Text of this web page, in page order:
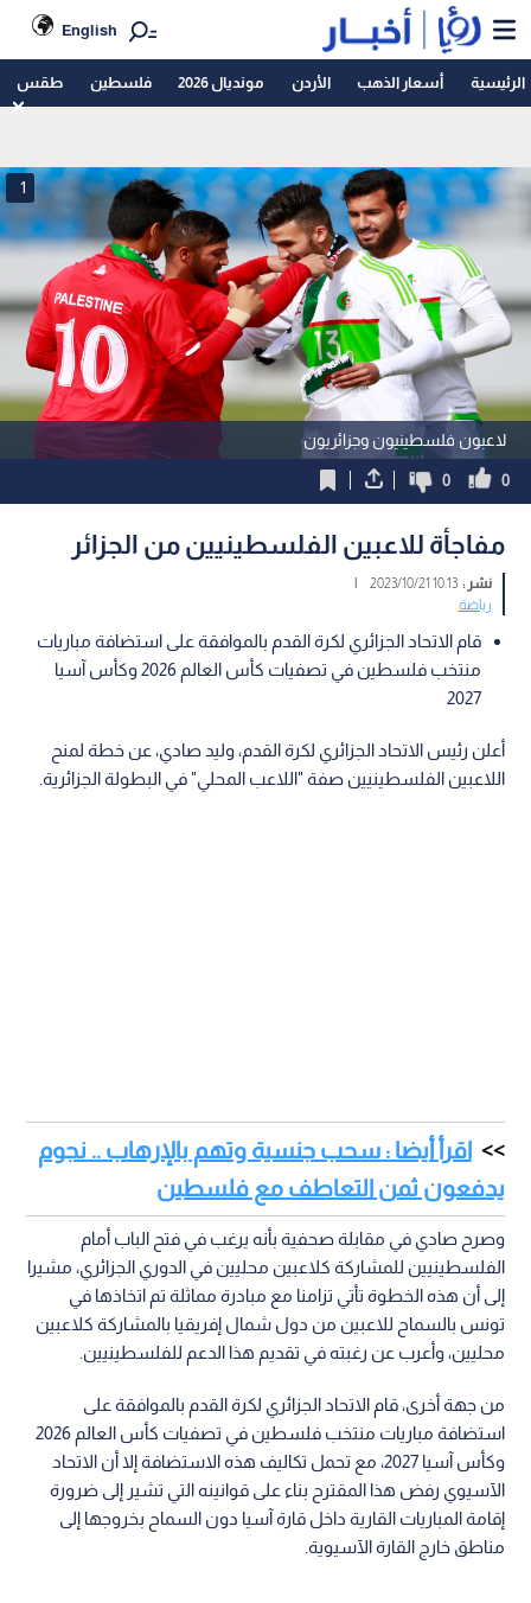
English
الرئيسية أسعار الذهب الأردن مونديال 2026 فلسطين طقس
لاعبون فلسطينيون وجزائريون
1
0
0
مفاجأة للاعبين الفلسطينيين من الجزائر
نشر :10:13 2023/10/21
|
رياضة
قام الاتحاد الجزائري لكرة القدم بالموافقة على استضافة مباريات
منتخب فلسطين في تصفيات كأس العالم 2026 وكأس آسيا
2027
أعلن رئيس الاتحاد الجزائري لكرة القدم، وليد صادي، عن خطة لمنح
اللاعبين الفلسطينيين صفة "اللاعب المحلي" في البطولة الجزائرية.
اقرأ أيضا : سحب جنسية وتهم بالإرهاب .. نجوم
يدفعون ثمن التعاطف مع فلسطين
وصرح صادي في مقابلة صحفية بأنه يرغب في فتح الباب أمام
الفلسطينيين للمشاركة كلاعبين محليين في الدوري الجزائري، مشيرا
إلى أن هذه الخطوة تأتي تزامنا مع مبادرة مماثلة تم اتخاذها في
تونس بالسماح للاعبين من دول شمال إفريقيا بالمشاركة كلاعبين
محليين، وأعرب عن رغبته في تقديم هذا الدعم للفلسطينيين.
من جهة أخرى، قام الاتحاد الجزائري لكرة القدم بالموافقة على
استضافة مباريات منتخب فلسطين في تصفيات كأس العالم 2026
وكأس آسيا 2027، مع تحمل تكاليف هذه الاستضافة إلا أن الاتحاد
الآسيوي رفض هذا المقترح بناء على قوانينه التي تشير إلى ضرورة
إقامة المباريات القارية داخل قارة آسيا دون السماح بخروجها إلى
مناطق خارج القارة الآسيوية.